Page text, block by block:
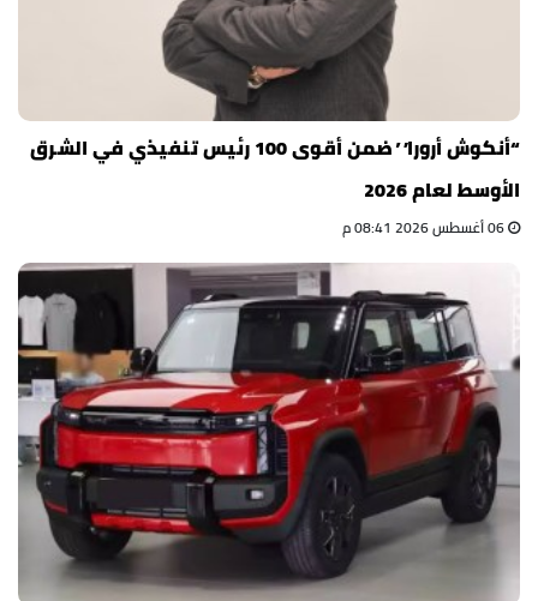
“أنكوش أرورا” ضمن أقوى 100 رئيس تنفيذي في الشرق
الأوسط لعام 2026